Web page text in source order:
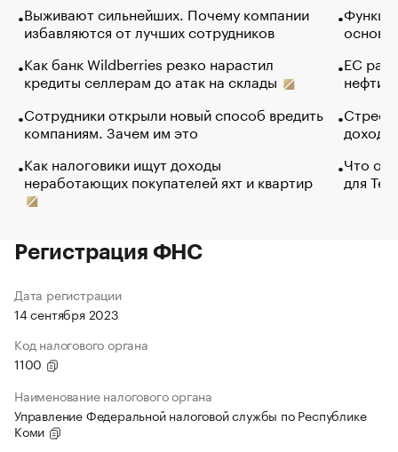
Выживают сильнейших. Почему компании
избавляются от лучших сотрудников
Как банк Wildberries резко нарастил
кредиты селлерам до атак на склады
Сотрудники открыли новый способ вредить
компаниям. Зачем им это
Как налоговики ищут доходы
неработающих покупателей яхт и квартир
основ
ЕС
нефти
Что
для
Регистрация ФНС
Дата регистрации
14 сентября 2023
Код налогового органа
1100
Наименование налогового органа
Управление Федеральной налоговой службы по Республике
Коми